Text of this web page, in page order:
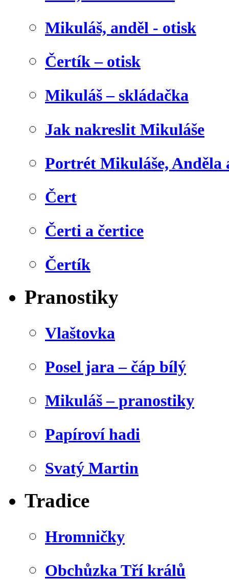
Mikuláš, anděl - otisk
Čertík – otisk
Mikuláš – skládačka
Jak nakreslit Mikuláše
Portrét Mikuláše, Anděla
Čert
Čerti a čertice
Čertík
Pranostiky
Vlaštovka
Posel jara – čáp bílý
Mikuláš – pranostiky
Papíroví hadi
Svatý Martin
Tradice
Hromničky
Obchůzka Tří králů